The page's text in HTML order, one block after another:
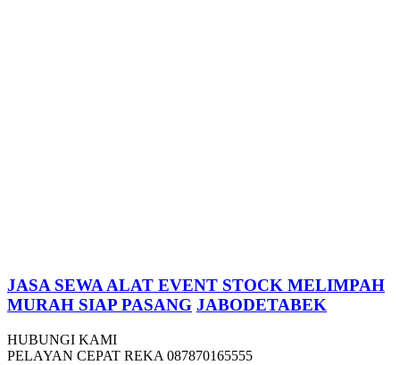
JASA SEWA ALAT EVENT STOCK MELIMPAH
MURAH SIAP PASANG JABODETABEK
HUBUNGI KAMI
PELAYAN CEPAT REKA 087870165555